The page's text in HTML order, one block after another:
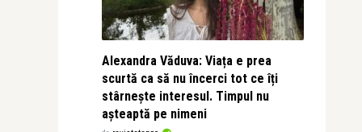
Alexandra Văduva: Viața e prea
scurtă ca să nu încerci tot ce îți
stârnește interesul. Timpul nu
așteaptă pe nimeni